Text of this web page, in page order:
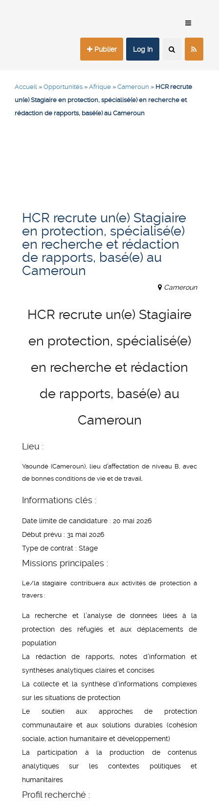
Publier Log In
Accueil » Opportunités » Afrique » Cameroun » HCR recrute
un(e) Stagiaire en protection, spécialisé(e) en recherche et
rédaction de rapports, basé(e) au Cameroun
HCR recrute un(e) Stagiaire
en protection, spécialisé(e)
en recherche et rédaction
de rapports, basé(e) au
Cameroun
Cameroun
HCR recrute un(e) Stagiaire
en protection, spécialisé(e)
en recherche et rédaction
de rapports, basé(e) au
Cameroun
Lieu :
Yaoundé (Cameroun), lieu d’affectation de niveau B, avec
de bonnes conditions de vie et de travail.
Informations clés :
Date limite de candidature : 20 mai 2026
Début prévu : 31 mai 2026
Type de contrat : Stage
Missions principales :
Le/la stagiaire contribuera aux activités de protection à
travers :
La recherche et l’analyse de données liées à la
protection des réfugiés et aux déplacements de
population
La rédaction de rapports, notes d’information et
synthèses analytiques claires et concises
La collecte et la synthèse d’informations complexes
sur les situations de protection
Le soutien aux approches de protection
communautaire et aux solutions durables (cohésion
sociale, action humanitaire et développement)
La participation à la production de contenus
analytiques sur les contextes politiques et
humanitaires
Profil recherché :